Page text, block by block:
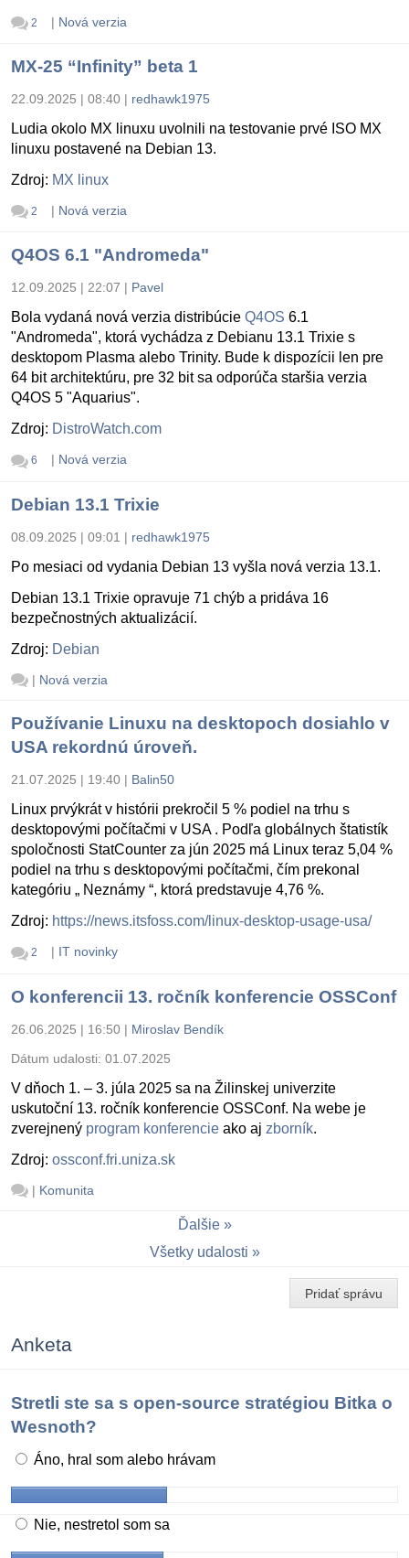
2 | Nová verzia
MX-25 “Infinity” beta 1
22.09.2025 | 08:40 | redhawk1975
Ludia okolo MX linuxu uvolnili na testovanie prvé ISO MX
linuxu postavené na Debian 13.
Zdroj: MX linux
2 | Nová verzia
Q4OS 6.1 "Andromeda"
12.09.2025 | 22:07 | Pavel
Bola vydaná nová verzia distribúcie Q4OS 6.1
"Andromeda", ktorá vychádza z Debianu 13.1 Trixie s
desktopom Plasma alebo Trinity. Bude k dispozícii len pre
64 bit architektúru, pre 32 bit sa odporúča staršia verzia
Q4OS 5 "Aquarius".
Zdroj: DistroWatch.com
6 | Nová verzia
Debian 13.1 Trixie
08.09.2025 | 09:01 | redhawk1975
Po mesiaci od vydania Debian 13 vyšla nová verzia 13.1.
Debian 13.1 Trixie opravuje 71 chýb a pridáva 16
bezpečnostných aktualizácií.
Zdroj: Debian
| Nová verzia
Používanie Linuxu na desktopoch dosiahlo v
USA rekordnú úroveň.
21.07.2025 | 19:40 | Balin50
Linux prvýkrát v histórii prekročil 5 % podiel na trhu s
desktopovými počítačmi v USA . Podľa globálnych štatistík
spoločnosti StatCounter za jún 2025 má Linux teraz 5,04 %
podiel na trhu s desktopovými počítačmi, čím prekonal
kategóriu „ Neznámy “, ktorá predstavuje 4,76 %.
Zdroj: https://news.itsfoss.com/linux-desktop-usage-usa/
2 | IT novinky
O konferencii 13. ročník konferencie OSSConf
26.06.2025 | 16:50 | Miroslav Bendík
Dátum udalosti: 01.07.2025
V dňoch 1. – 3. júla 2025 sa na Žilinskej univerzite
uskutoční 13. ročník konferencie OSSConf. Na webe je
zverejnený program konferencie ako aj zborník.
Zdroj: ossconf.fri.uniza.sk
| Komunita
Ďalšie
Všetky udalosti
Pridať správu
Anketa
Stretli ste sa s open-source stratégiou Bitka o
Wesnoth?
Áno, hral som alebo hrávam
Nie, nestretol som sa